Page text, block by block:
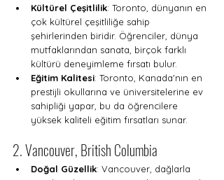
Kültürel Çeşitlilik: Toronto, dünyanın en
çok kültürel çeşitliliğe sahip
şehirlerinden biridir. Öğrenciler, dünya
mutfaklarından sanata, birçok farklı
kültürü deneyimleme fırsatı bulur.
Eğitim Kalitesi: Toronto, Kanada'nın en
prestijli okullarına ve üniversitelerine ev
sahipliği yapar, bu da öğrencilere
yüksek kaliteli eğitim fırsatları sunar.
2. Vancouver, British Columbia
Doğal Güzellik: Vancouver, dağlarla